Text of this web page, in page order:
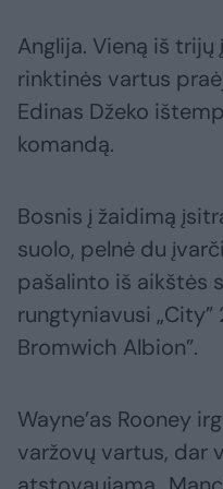
Anglija. Vieną iš
rinktinės vartus
Edinas Džeko
komandą.
Bosnis į žaidimą
suolo, pelnė du
pašalinto iš aikštės
rungtyniavusi „City”
Bromwich Albion”.
Wayne’as Rooney
varžovų vartus, dar